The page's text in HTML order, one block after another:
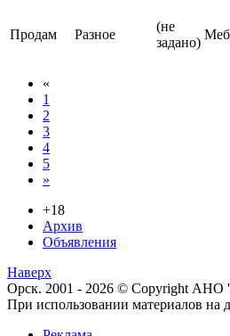
Продам Разное
(не
задано)
«
1
2
3
4
5
»
+18
Архив
Объявления
Наверх
Орск. 2001 - 2026 © Copyright АНО
При использовании материалов на